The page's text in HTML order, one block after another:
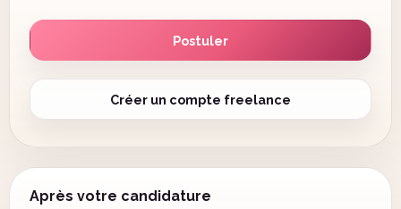
Postuler
Créer un compte freelance
Après votre candidature